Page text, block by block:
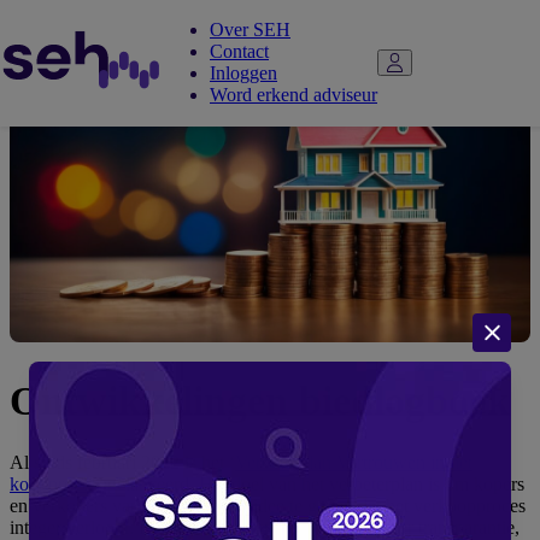
Over SEH
Contact
Inloggen
Word erkend adviseur
Ontwikkelingen biedlogboek
Al sinds februari 2022 is het ‘
Verbeterplan Vertrouwen in het
koopproces’ gelanceerd. Het doel van het verbeterplan is om kopers
en verkopers van woningen het idee te geven dat het verkoopproces
integer verloopt. Dit moest bereikt worden door meer transparantie,